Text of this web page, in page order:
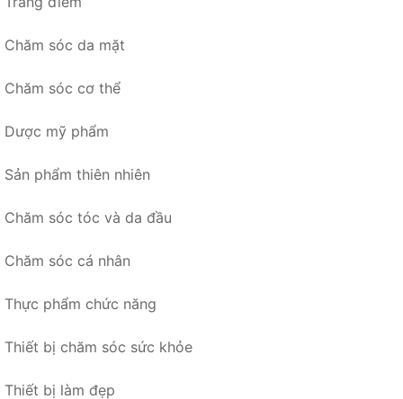
Chăm sóc da mặt
Chăm sóc cơ thể
Dược mỹ phẩm
Sản phẩm thiên nhiên
Chăm sóc tóc và da đầu
Chăm sóc cá nhân
Thực phẩm chức năng
Thiết bị chăm sóc sức khỏe
Thiết bị làm đẹp